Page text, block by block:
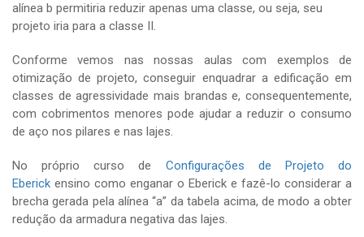
alínea b permitiria reduzir apenas uma classe, ou seja, seu
projeto iria para a classe II.
Conforme vemos nas nossas aulas com exemplos de
otimização de projeto, conseguir enquadrar a edificação em
classes de agressividade mais brandas e, consequentemente,
com cobrimentos menores pode ajudar a reduzir o consumo
de aço nos pilares e nas lajes.
No próprio curso de Configurações de Projeto do
Eberick ensino como enganar o Eberick e fazê-lo considerar a
brecha gerada pela alínea “a” da tabela acima, de modo a obter
redução da armadura negativa das lajes.